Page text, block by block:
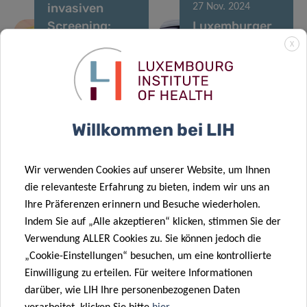
invasiven
Screening:
Neues KI-Tool
identifiziert
Diabetes
mithilfe von
27 Nov. 2024
Luxemburger
unter den
meistzitierten
Wissenschaftlern
Rückläufige
Krebssterblichkeitsraten
in Luxemburg
zeigen
vielversprechende
Trends
Luxemburgs
Eine Chance
für eine
bessere
26 Juni 2024
Luxemburger
Typ-1-
Diabetes:
Künstliche
Intelligenz
X
Willkommen bei LIH
Wir verwenden Cookies auf unserer Website, um Ihnen
die relevanteste Erfahrung zu bieten, indem wir uns an
Ihre Präferenzen erinnern und Besuche wiederholen.
Indem Sie auf „Alle akzeptieren“ klicken, stimmen Sie der
Verwendung ALLER Cookies zu. Sie können jedoch die
„Cookie-Einstellungen“ besuchen, um eine kontrollierte
Einwilligung zu erteilen. Für weitere Informationen
darüber, wie LIH Ihre personenbezogenen Daten